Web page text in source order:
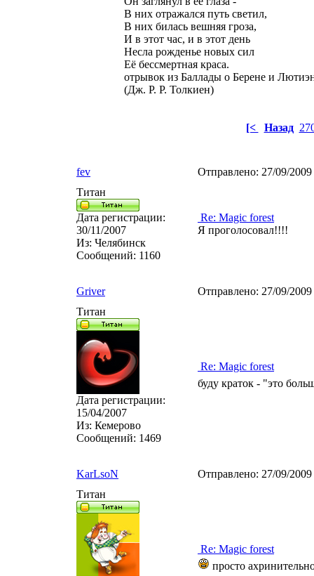
В них отражался путь светил,
В них билась вешняя гроза,
И в этот час, и в этот день
Несла рожденье новых сил
Её бессмертная краса.
отрывок из Баллады о Берене и
(Дж. Р. Р. Толкиен)
[< Назад
fev Отправлено: 27/09/
Титан
Дата регистрации:
30/11/2007
Из: Челябинск
Сообщений: 1160
Re: Magic forest
Я проголосовал!!!!
Griver Отправлено: 27/09/
Титан
Дата регистрации:
15/04/2007
Из: Кемерово
Сообщений: 1469
Re: Magic forest
буду краток - "это
KarLsoN Отправлено: 27/09/
Титан
Re: Magic forest
просто